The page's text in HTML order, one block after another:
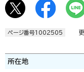
ページ番号1002505 更
所在地